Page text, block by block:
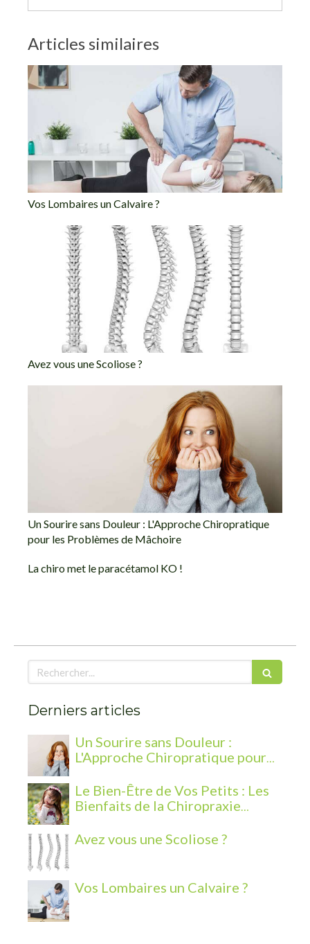
Articles similaires
Vos Lombaires un Calvaire ?
Avez vous une Scoliose ?
Un Sourire sans Douleur : L'Approche Chiropratique
pour les Problèmes de Mâchoire
La chiro met le paracétamol KO !
Rechercher
Derniers articles
Un Sourire sans Douleur :
L'Approche Chiropratique pour
Le Bien-Être de Vos Petits : Les
Bienfaits de la Chiropraxie
Avez vous une Scoliose ?
Vos Lombaires un Calvaire ?